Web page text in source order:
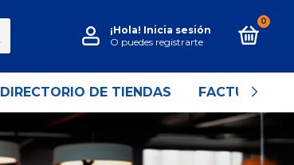
¡Hola! Inicia sesión
O puedes registrarte
0
DIRECTORIO DE TIENDAS